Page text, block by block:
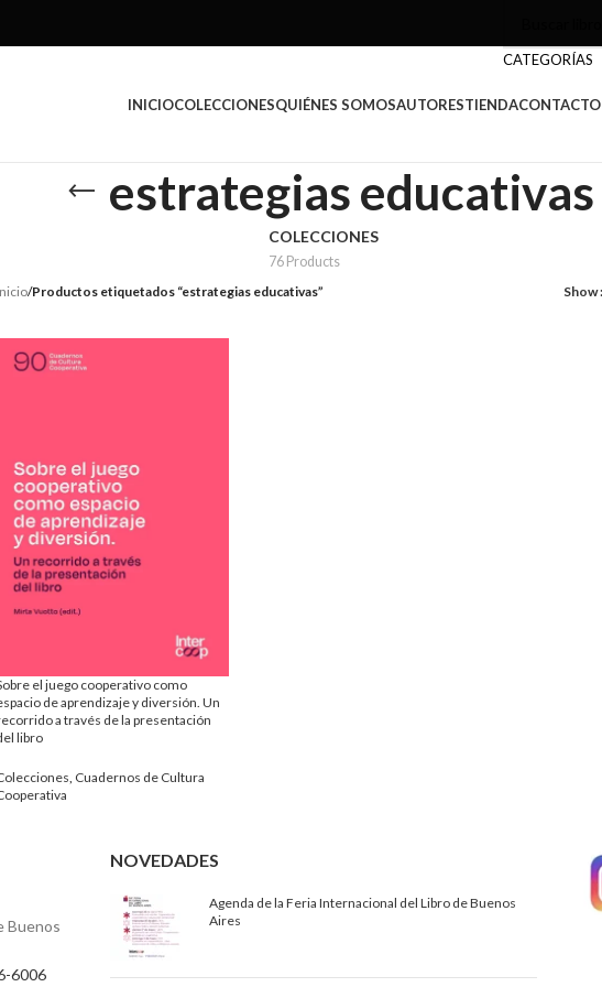
CATEGORÍAS
INICIOCOLECCIONESQUIÉNES SOMOSAUTORESTIENDACONTACTO
estrategias educativas
COLECCIONES
76 Products
/Productos etiquetados “estrategias educativas” Show
el juego cooperativo como
de aprendizaje y diversión. Un
a través de la presentación
libro
, Cuadernos de Cultura
Buenos
6006
NOVEDADES
Agenda de la Feria Internacional del Libro de Buenos
Aires